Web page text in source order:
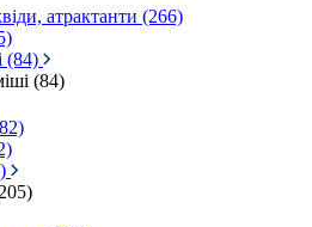
атрактанти (266)
(84)
(84)